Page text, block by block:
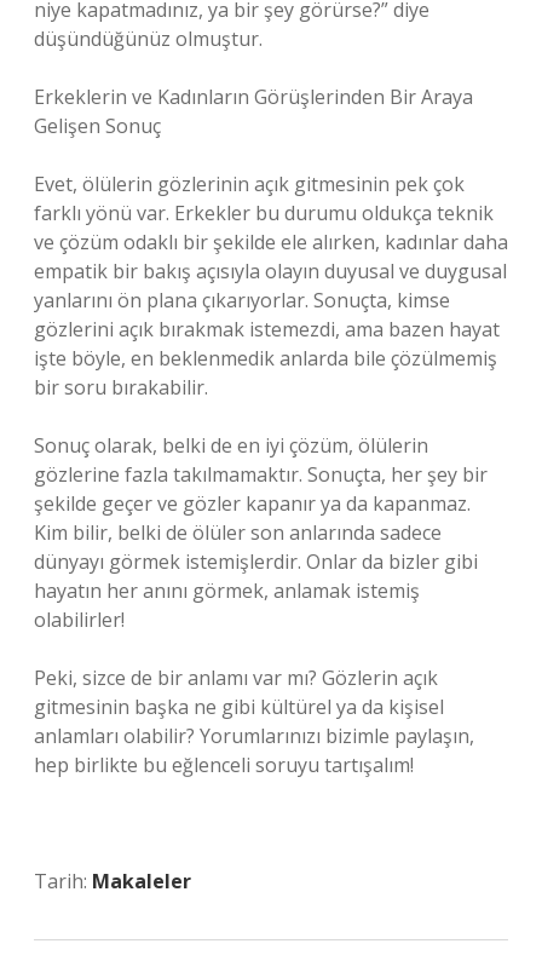
niye kapatmadınız, ya bir şey görürse?” diye
düşündüğünüz olmuştur.
Erkeklerin ve Kadınların Görüşlerinden Bir Araya
Gelişen Sonuç
Evet, ölülerin gözlerinin açık gitmesinin pek çok
farklı yönü var. Erkekler bu durumu oldukça teknik
ve çözüm odaklı bir şekilde ele alırken, kadınlar daha
empatik bir bakış açısıyla olayın duyusal ve duygusal
yanlarını ön plana çıkarıyorlar. Sonuçta, kimse
gözlerini açık bırakmak istemezdi, ama bazen hayat
işte böyle, en beklenmedik anlarda bile çözülmemiş
bir soru bırakabilir.
Sonuç olarak, belki de en iyi çözüm, ölülerin
gözlerine fazla takılmamaktır. Sonuçta, her şey bir
şekilde geçer ve gözler kapanır ya da kapanmaz.
Kim bilir, belki de ölüler son anlarında sadece
dünyayı görmek istemişlerdir. Onlar da bizler gibi
hayatın her anını görmek, anlamak istemiş
olabilirler!
Peki, sizce de bir anlamı var mı? Gözlerin açık
gitmesinin başka ne gibi kültürel ya da kişisel
anlamları olabilir? Yorumlarınızı bizimle paylaşın,
hep birlikte bu eğlenceli soruyu tartışalım!
Tarih: Makaleler